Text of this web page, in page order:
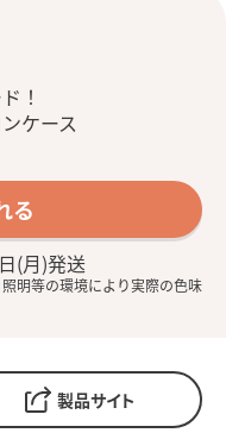
！
ケース
る
(月)発送
明等の環境により実際の色味
製品サイト